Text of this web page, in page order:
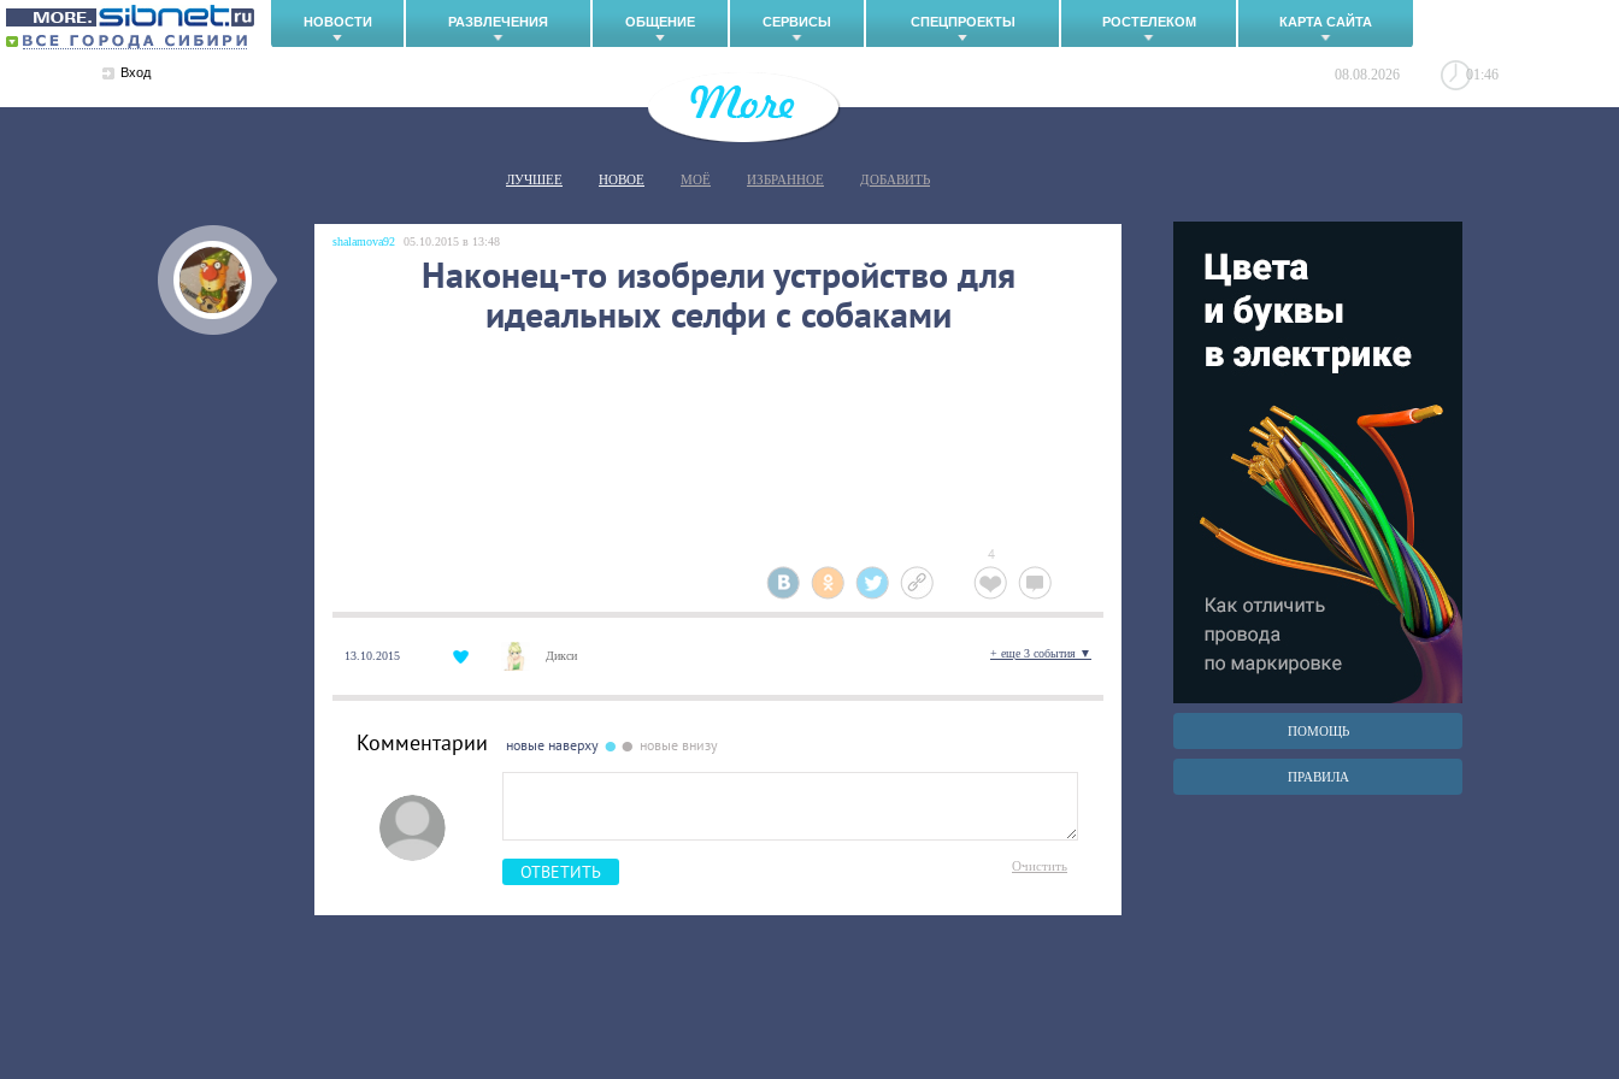
НОВОСТИ РАЗВЛЕЧЕНИЯ ОБЩЕНИЕ СЕРВИСЫ СПЕЦПРОЕКТЫ РОСТЕЛЕКОМ КАРТА САЙТА
Вход 08.08.2026 01:46
ПОМОЩЬ
ПРАВИЛА
ЛУЧШЕЕ НОВОЕ МОЁ ИЗБРАННОЕ ДОБАВИТЬ
shalamova92 05.10.2015 в 13:48
Наконец-то изобрели устройство для
идеальных селфи с собаками
4
13.10.2015 Дикси + еще 3 события ▼
Комментарии новые наверху •• новые внизу
Очистить